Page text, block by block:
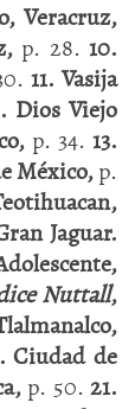
Veracruz,
p. 28. 10.
11. Vasija
Dios Viejo
p. 34. 13.
México,p.
Jaguar.
Nuttall,
Ciudad de
p. 50. 21.